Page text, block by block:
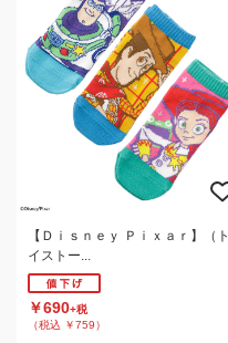
【Ｄｉｓｎｅｙ Ｐｉｘａｒ】（ト
イストー...
￥690+税
（税込 ￥759）